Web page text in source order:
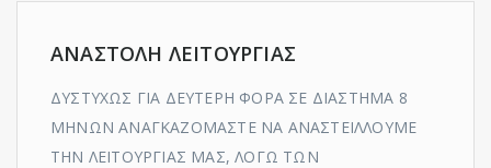
ΑΝΑΣΤΟΛΗ ΛΕΙΤΟΥΡΓΙΑΣ
ΔΥΣΤΥΧΩΣ ΓΙΑ ΔΕΥΤΕΡΗ ΦΟΡΑ ΣΕ ΔΙΑΣΤΗΜΑ 8
ΜΗΝΩΝ ΑΝΑΓΚΑΖΟΜΑΣΤΕ ΝΑ ΑΝΑΣΤΕΙΛΛΟΥΜΕ
ΤΗΝ ΛΕΙΤΟΥΡΓΙΑΣ ΜΑΣ, ΛΟΓΩ ΤΩΝ